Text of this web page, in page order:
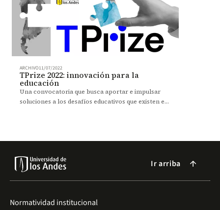
ARCHIVO11/07/2022
TPrize 2022: innovación para la
educación
Una convocatoria que busca aportar e impulsar
soluciones a los desafíos educativos que existen en
Ir arriba arrow_forward
Normatividad institucional